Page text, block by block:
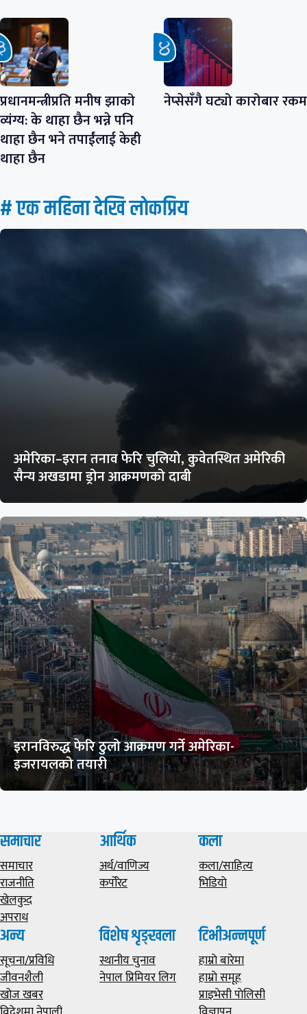
प्रधानमन्त्रीप्रति मनीष झाको
व्यंग्य: के थाहा छैन भन्ने पनि
थाहा छैन भने तपाईंलाई केही
थाहा छैन
नेप्सेसँगै घट्यो कारोबार रकम
# एक महिना देखि लाेकप्रिय
अमेरिका–इरान तनाव फेरि चुलियो, कुवेतस्थित अमेरिकी
सैन्य अखडामा ड्रोन आक्रमणको दाबी
इरानविरुद्ध फेरि ठुलो आक्रमण गर्ने अमेरिका-
इजरायलको तयारी
समाचार
समाचार
राजनीति
खेलकुद
अपराध
आर्थिक
अर्थ/वाणिज्य
कर्पोरेट
कला
कला/साहित्य
भिडियाे
अन्य
सूचना/प्रविधि
जीवनशैली
खोज खबर
विशेष शृङ्खला
स्थानीय चुनाव
नेपाल प्रिमियर लिग
टिभीअन्नपूर्ण
हाम्राे बारेमा
हाम्राे समूह
प्राइभेसी पाेलिसी